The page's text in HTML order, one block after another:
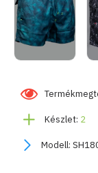
Készlet: 2
Modell: